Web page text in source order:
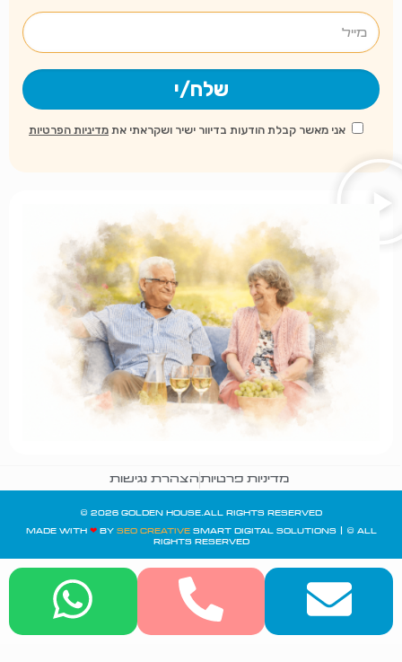
אני מאשר קבלת הודעות בדיוור ישיר ושקראתי את מדיניות הפרטיות
מדיניות פרטיותהצהרת נגישות
© 2026 Golden House.All rights reserved
Made with ❤by SEO CreativeSmart Digital Solutions | © All
Rights Reserved